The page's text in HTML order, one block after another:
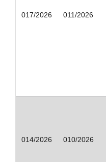
017/2026 011/2026
014/2026 010/2026